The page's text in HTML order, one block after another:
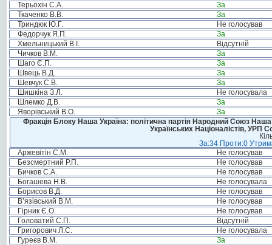
Терьохін С.А.
За
Ткаченко В.В.
За
Триндюк Ю.Г.
Не голосував
Федорчук Я.П.
За
Хмельницький В.І.
Відсутній
Чичков В.М.
За
Шаго Є.П.
За
Швець В.Д.
За
Шевчук С.В.
За
Шишкіна З.Л.
Не голосувала
Шлемко Д.В.
За
Яворівський В.О.
За
Фракція Блоку Наша Україна: політична партія Народний Союз Наша
Українських Націоналістів, УРП
За:34 Проти:0
Аржевітін С.М.
Не голосував
Безсмертний Р.П.
Не голосував
Бичков С.А.
Не голосував
Богашева Н.В.
Не голосувала
Борисов В.Д.
Не голосував
В’язівський В.М.
Не голосував
Гірник Є.О.
Не голосував
Головатий С.П.
Відсутній
Григорович Л.С.
Не голосувала
Гуреєв В.М.
За